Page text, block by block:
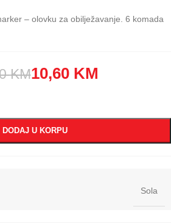
– olovku za obilježavanje. 6 komada
KM10,60 KM
DODAJ U KORPU
Sola